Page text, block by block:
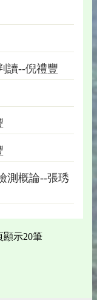
讀--倪禮豐
測概論--張琇
顯示20筆